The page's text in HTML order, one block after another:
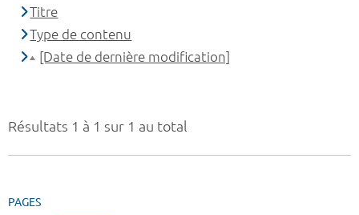
Résultats 1 à 1 sur 1 au total
PAGES
Titre
Type de contenu
[Date de dernière modification]